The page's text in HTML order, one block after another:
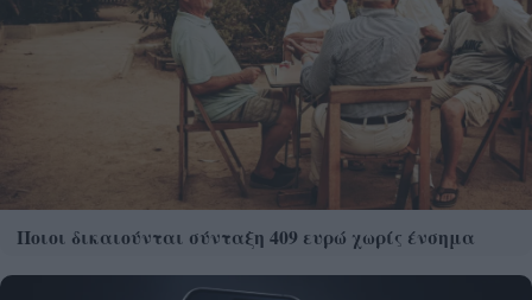
Ποιοι δικαιούνται σύνταξη 409 ευρώ χωρίς ένσημα